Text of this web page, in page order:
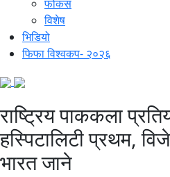
फोकस
विशेष
भिडियो
फिफा विश्वकप- २०२६
राष्ट्रिय पाककला
हस्पिटालिटी प्रथम,
भारत जाने